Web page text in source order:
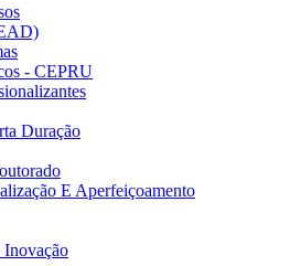
- CEPRU
Duração
E Aperfeiçoamento
Inovação